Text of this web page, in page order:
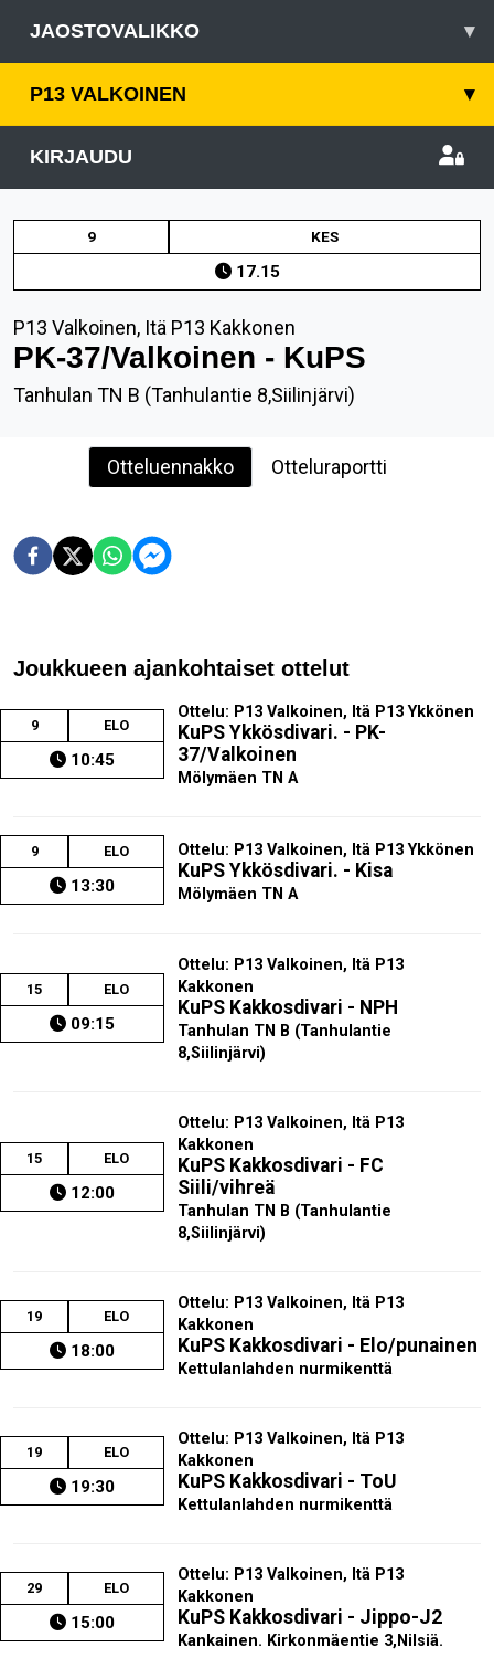
JAOSTOVALIKKO ▾
P13 VALKOINEN ▾
KIRJAUDU
9 KES
17.15
P13 Valkoinen, Itä P13 Kakkonen
PK-37/Valkoinen - KuPS
Tanhulan TN B (Tanhulantie 8,Siilinjärvi)
Otteluennakko Otteluraportti
Joukkueen ajankohtaiset ottelut
9 ELO
10:45
Ottelu: P13 Valkoinen, Itä P13 Ykkönen
KuPS Ykkösdivari. - PK-
37/Valkoinen
Mölymäen TN A
9 ELO
13:30
Ottelu: P13 Valkoinen, Itä P13 Ykkönen
KuPS Ykkösdivari. - Kisa
Mölymäen TN A
15 ELO
09:15
Ottelu: P13 Valkoinen, Itä P13
Kakkonen
KuPS Kakkosdivari - NPH
Tanhulan TN B (Tanhulantie
8,Siilinjärvi)
15 ELO
12:00
Ottelu: P13 Valkoinen, Itä P13
Kakkonen
KuPS Kakkosdivari - FC
Siili/vihreä
Tanhulan TN B (Tanhulantie
8,Siilinjärvi)
19 ELO
18:00
Ottelu: P13 Valkoinen, Itä P13
Kakkonen
KuPS Kakkosdivari - Elo/punainen
Kettulanlahden nurmikenttä
19 ELO
19:30
Ottelu: P13 Valkoinen, Itä P13
Kakkonen
KuPS Kakkosdivari - ToU
Kettulanlahden nurmikenttä
29 ELO
15:00
Ottelu: P13 Valkoinen, Itä P13
Kakkonen
KuPS Kakkosdivari - Jippo-J2
Kankainen. Kirkonmäentie 3,Nilsiä.